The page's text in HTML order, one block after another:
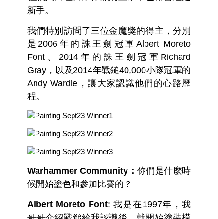
新手。
我們特別訪問了三位金魔獎的得主，分別
是2006年的誅王劍冠軍Albert Moreto
Font、2014年的誅王劍冠軍Richard
Gray，以及2014年戰鎚40,000小隊冠軍的
Andy Wardle，讓大家認識他們的心路歷
程。
Warhammer Community：你們是什麼時
候開始塗色和參加比賽的？
Albert Moreto Font:我是在1997年，我